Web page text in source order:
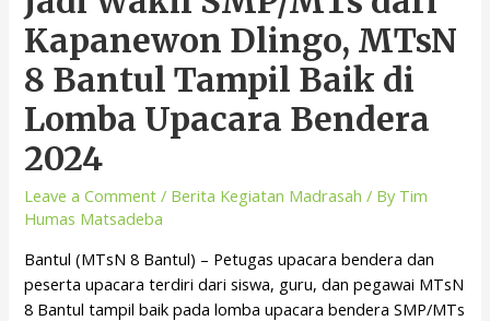
Kapanewon Dlingo, MTsN
8 Bantul Tampil Baik di
Lomba Upacara Bendera
2024
Leave a Comment / Berita Kegiatan Madrasah / By Tim
Humas Matsadeba
Bantul (MTsN 8 Bantul) – Petugas upacara bendera dan
peserta upacara terdiri dari siswa, guru, dan pegawai MTsN
8 Bantul tampil baik pada lomba upacara bendera SMP/MTs